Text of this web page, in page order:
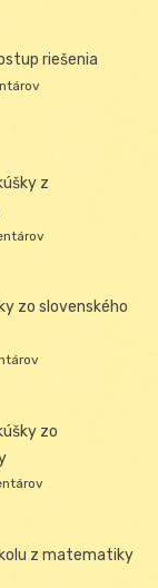
riešenia
z
zo slovenského
zo
z matematiky